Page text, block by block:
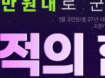
[월 2만원대] 27년 대
기준/